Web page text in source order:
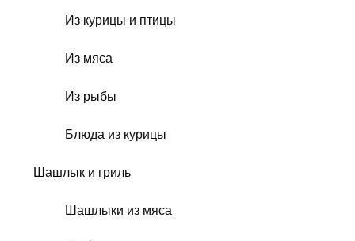
Из курицы и птицы
Из мяса
Из рыбы
Блюда из курицы
Шашлык и гриль
Шашлыки из мяса